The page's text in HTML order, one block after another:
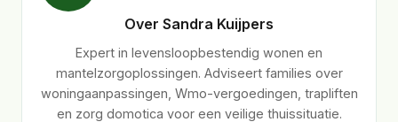
Over Sandra Kuijpers
Expert in levensloopbestendig wonen en
mantelzorgoplossingen. Adviseert families over
woningaanpassingen, Wmo-vergoedingen, trapliften
en zorg domotica voor een veilige thuissituatie.